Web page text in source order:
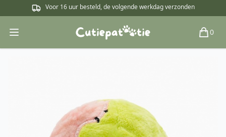
Voor 16 uur besteld, de volgende werkdag verzonden
Open main menu 0